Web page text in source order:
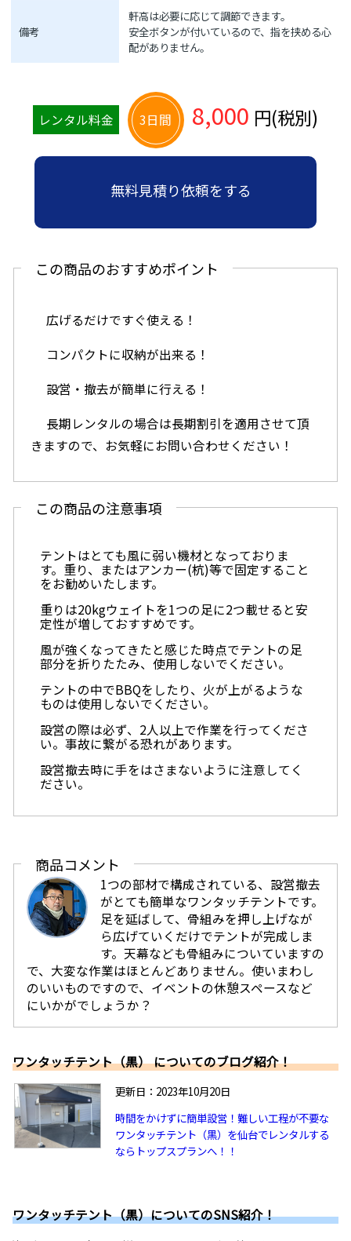
備考
軒高は必要に応じて調節できます。
安全ボタンが付いているので、指を挟める心
配がありません。
レンタル料金 3日間 8,000 円(税別)
無料見積り依頼をする
この商品のおすすめポイント
広げるだけですぐ使える！
コンパクトに収納が出来る！
設営・撤去が簡単に行える！
長期レンタルの場合は長期割引を適用させて頂
きますので、お気軽にお問い合わせください！
この商品の注意事項
テントはとても風に弱い機材となっておりま
す。重り、またはアンカー(杭)等で固定すること
をお勧めいたします。
重りは20kgウェイトを1つの足に2つ載せると安
定性が増しておすすめです。
風が強くなってきたと感じた時点でテントの足
部分を折りたたみ、使用しないでください。
テントの中でBBQをしたり、火が上がるような
ものは使用しないでください。
設営の際は必ず、2人以上で作業を行ってくださ
い。事故に繋がる恐れがあります。
設営撤去時に手をはさまないように注意してく
ださい。
商品コメント
1つの部材で構成されている、設営撤去
がとても簡単なワンタッチテントです。
足を延ばして、骨組みを押し上げなが
ら広げていくだけでテントが完成しま
す。天幕なども骨組みについていますの
で、大変な作業はほとんどありません。使いまわし
のいいものですので、イベントの休憩スペースなど
にいかがでしょうか？
ワンタッチテント（黒） についてのブログ紹介！
更新日：2023年10月20日
時間をかけずに簡単設営！難しい工程が不要な
ワンタッチテント（黒）を仙台でレンタルする
ならトップスプランへ！！
ワンタッチテント（黒）についてのSNS紹介！